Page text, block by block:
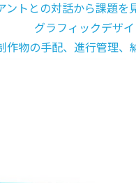
ントとの対話から課題を
グラフィックデザ
作物の手配、進行管理、